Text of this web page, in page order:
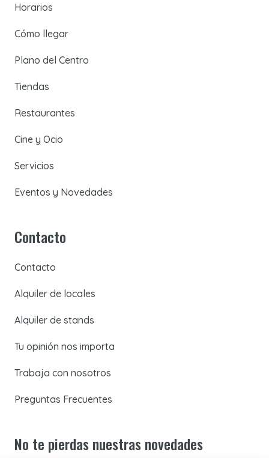
Horarios
Cómo llegar
Plano del Centro
Tiendas
Restaurantes
Cine y Ocio
Servicios
Eventos y Novedades
Contacto
Contacto
Alquiler de locales
Alquiler de stands
Tu opinión nos importa
Trabaja con nosotros
Preguntas Frecuentes
No te pierdas nuestras novedades